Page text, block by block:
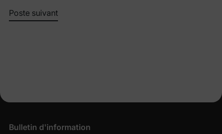
Poste suivant
Bulletin d'information